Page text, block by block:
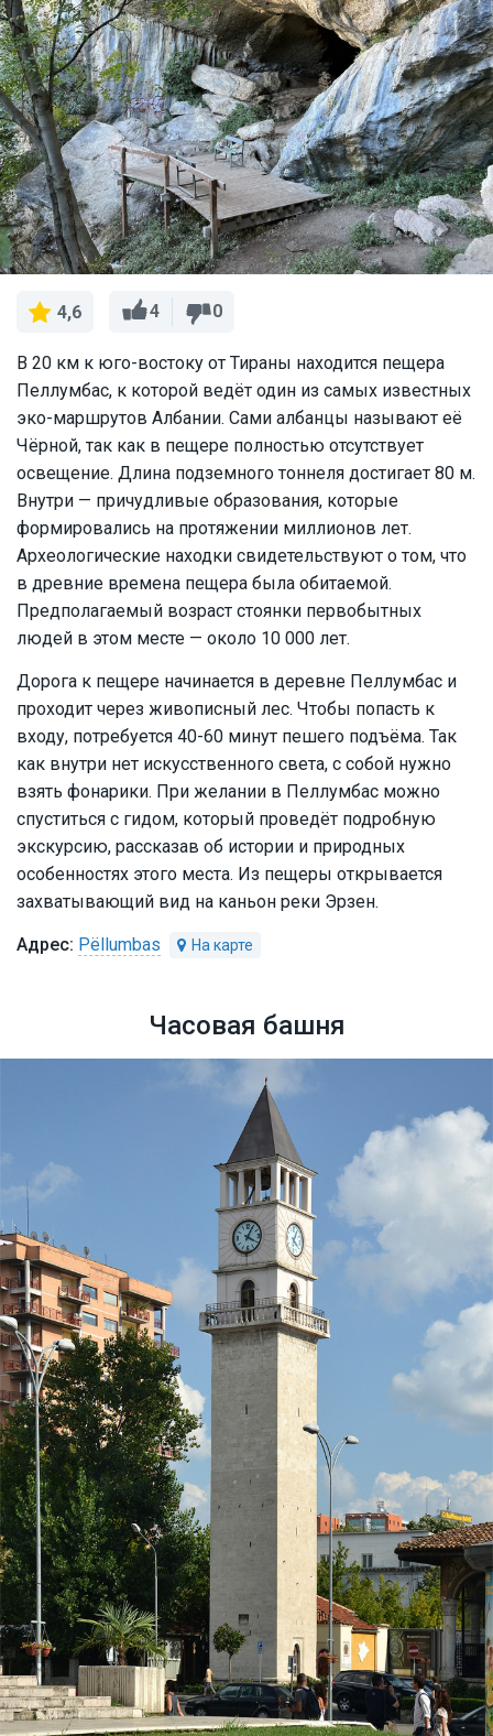
4,6 4 0
В 20 км к юго-востоку от Тираны находится пещера
Пеллумбас, к которой ведёт один из самых известных
эко-маршрутов Албании. Сами албанцы называют её
Чёрной, так как в пещере полностью отсутствует
освещение. Длина подземного тоннеля достигает 80 м.
Внутри — причудливые образования, которые
формировались на протяжении миллионов лет.
Археологические находки свидетельствуют о том, что
в древние времена пещера была обитаемой.
Предполагаемый возраст стоянки первобытных
людей в этом месте — около 10 000 лет.
Дорога к пещере начинается в деревне Пеллумбас и
проходит через живописный лес. Чтобы попасть к
входу, потребуется 40-60 минут пешего подъёма. Так
как внутри нет искусственного света, с собой нужно
взять фонарики. При желании в Пеллумбас можно
спуститься с гидом, который проведёт подробную
экскурсию, рассказав об истории и природных
особенностях этого места. Из пещеры открывается
захватывающий вид на каньон реки Эрзен.
Pëllumbas
Часовая башня